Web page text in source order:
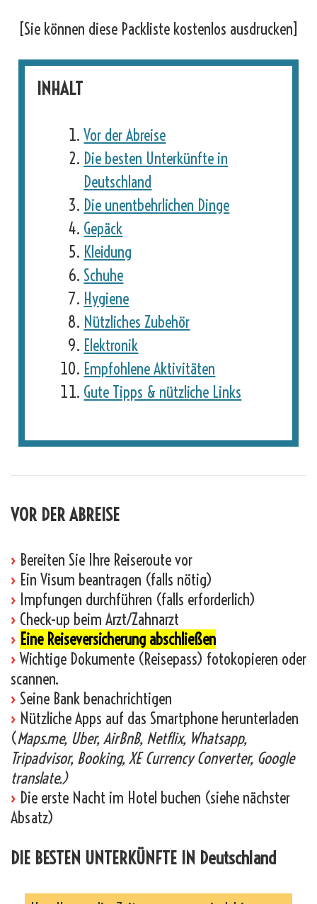
[Sie können diese Packliste kostenlos ausdrucken]
INHALT
Vor der Abreise
Die besten Unterkünfte in
Deutschland
Die unentbehrlichen Dinge
Gepäck
Kleidung
Schuhe
Hygiene
Nützliches Zubehör
Elektronik
Empfohlene Aktivitäten
Gute Tipps & nützliche Links
VOR DER ABREISE
› Bereiten Sie Ihre Reiseroute vor
› Ein Visum beantragen (falls nötig)
› Impfungen durchführen (falls erforderlich)
› Check-up beim Arzt/Zahnarzt
› Eine Reiseversicherung abschließen
› Wichtige Dokumente (Reisepass) fotokopieren oder
scannen.
› Seine Bank benachrichtigen
› Nützliche Apps auf das Smartphone herunterladen
(Maps.me, Uber, AirBnB, Netflix, Whatsapp,
Tripadvisor, Booking, XE Currency Converter, Google
translate.)
› Die erste Nacht im Hotel buchen (siehe nächster
Absatz)
DIE BESTEN UNTERKÜNFTE IN Deutschland